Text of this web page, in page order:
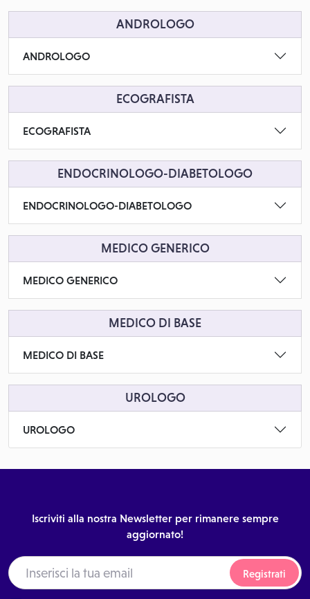
ANDROLOGO
ANDROLOGO
ECOGRAFISTA
ECOGRAFISTA
ENDOCRINOLOGO-DIABETOLOGO
ENDOCRINOLOGO-DIABETOLOGO
MEDICO GENERICO
MEDICO GENERICO
MEDICO DI BASE
MEDICO DI BASE
UROLOGO
UROLOGO
Iscriviti alla nostra Newsletter per rimanere sempre
aggiornato!
Registrati